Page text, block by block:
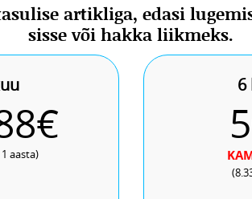
üha rohkem nähtud koroonapiirangute
2020 kampaaniarallidel.5. augustil
artikliga, edasi
sisse või hakka liikmeks.
aasta)
6